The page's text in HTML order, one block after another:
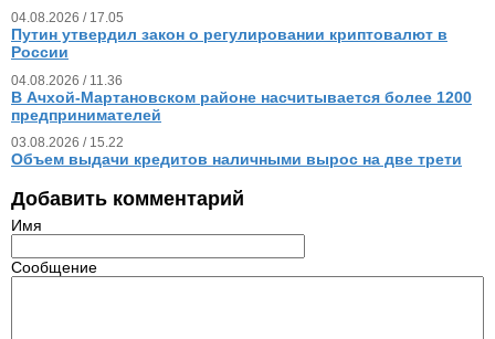
04.08.2026 / 17.05
Путин утвердил закон о регулировании криптовалют в
России
04.08.2026 / 11.36
В Ачхой-Мартановском районе насчитывается более 1200
предпринимателей
03.08.2026 / 15.22
Объем выдачи кредитов наличными вырос на две трети
Добавить комментарий
Имя
Сообщение